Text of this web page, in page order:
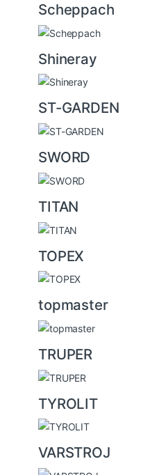
Scheppach
Shineray
ST-GARDEN
SWORD
TITAN
TOPEX
topmaster
TRUPER
TYROLIT
VARSTROJ